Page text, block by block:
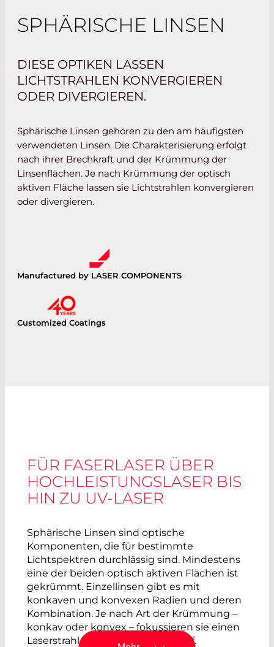
Manufactured by LASER COMPONENTS
Customized Coatings
SPHÄRISCHE LINSEN
DIESE OPTIKEN LASSEN
LICHTSTRAHLEN KONVERGIEREN
ODER DIVERGIEREN.
Sphärische Linsen gehören zu den am häufigsten
verwendeten Linsen. Die Charakterisierung erfolgt
nach ihrer Brechkraft und der Krümmung der
Linsenflächen. Je nach Krümmung der optisch
aktiven Fläche lassen sie Lichtstrahlen konvergieren
oder divergieren.
FÜR FASERLASER ÜBER
HOCHLEISTUNGSLASER BIS
HIN ZU UV-LASER
Sphärische Linsen sind optische
Komponenten, die für bestimmte
Lichtspektren durchlässig sind. Mindestens
eine der beiden optisch aktiven Flächen ist
gekrümmt. Einzellinsen gibt es mit
konkaven und konvexen Radien und deren
Kombination. Je nach Art der Krümmung –
konkav oder konvex – fokussieren sie einen
Laserstrahl oder weiten diesen auf.